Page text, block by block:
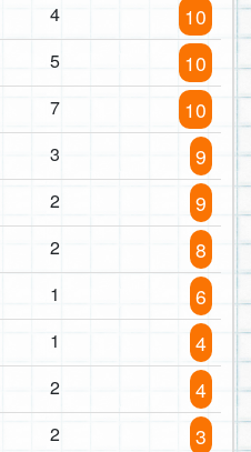
4 10
5 10
7 10
3 9
2 9
2 8
1 6
1 4
2 4
2 3